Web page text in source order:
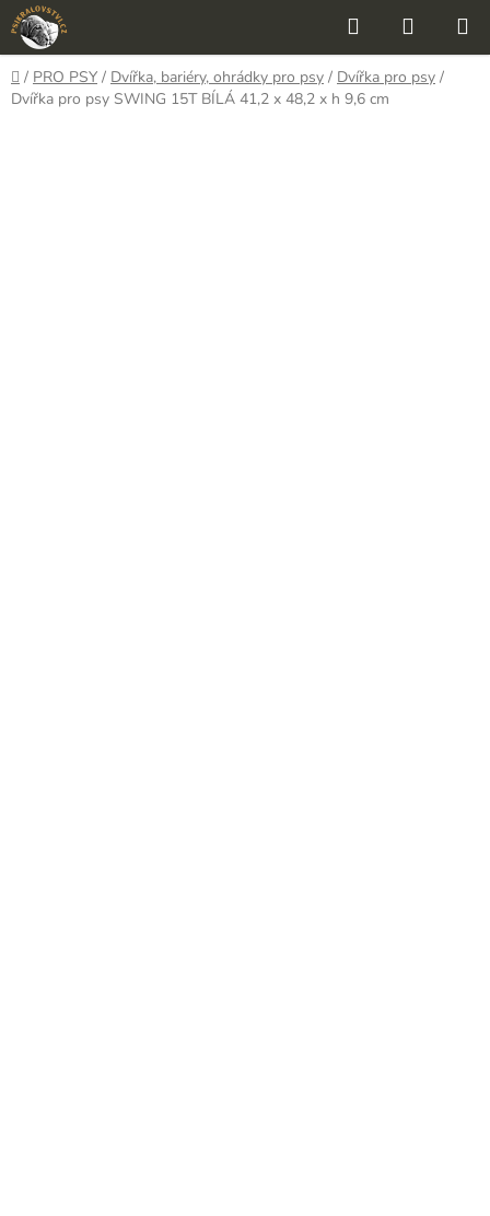
Přejít
na
obsah
Hledat
KOŠÍK
Domů
/ PRO PSY / Dvířka, bariéry, ohrádky pro psy / Dvířka pro psy /
Dvířka pro psy SWING 15T BÍLÁ 41,2 x 48,2 x h 9,6 cm